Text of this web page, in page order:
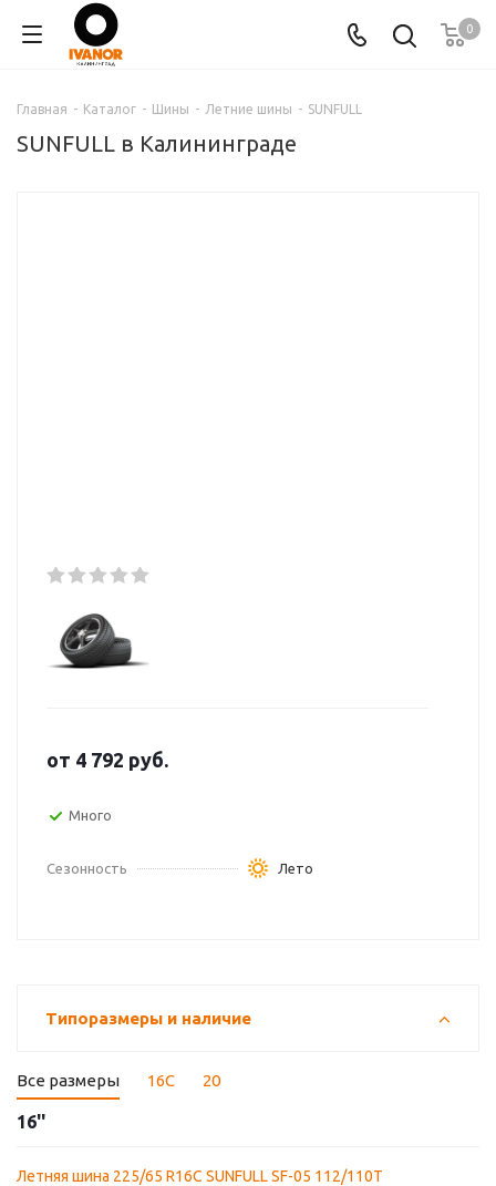
0
Главная - Каталог - Шины - Летние шины - SUNFULL
SUNFULL в Калининграде
от 4 792 руб.
Много
Сезонность Лето
Типоразмеры и наличие
Все размеры 16C 20
16''
Летняя шина 225/65 R16C SUNFULL SF-05 112/110T